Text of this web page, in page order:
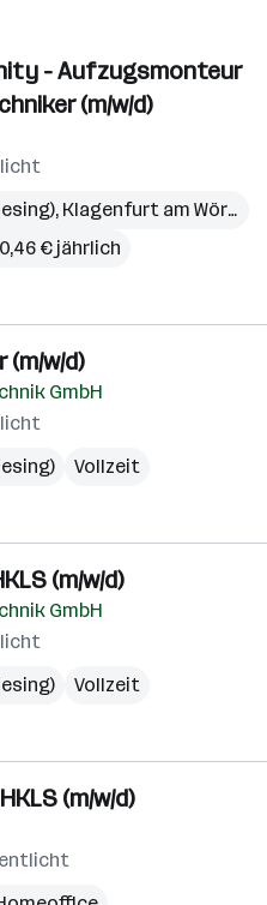
- Aufzugsmonteur
(m/w/d)
, Klagenfurt am Wörthersee
€ jährlich
(m/w/d)
GmbH
Vollzeit
(m/w/d)
GmbH
Vollzeit
(m/w/d)